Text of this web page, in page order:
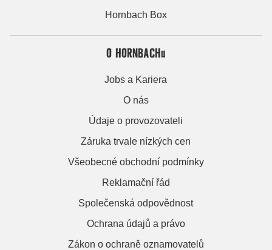
Hornbach Box
O HORNBACHu
Jobs a Kariera
O nás
Údaje o provozovateli
Záruka trvale nízkých cen
Všeobecné obchodní podmínky
Reklamační řád
Společenská odpovědnost
Ochrana údajů a právo
Zákon o ochraně oznamovatelů